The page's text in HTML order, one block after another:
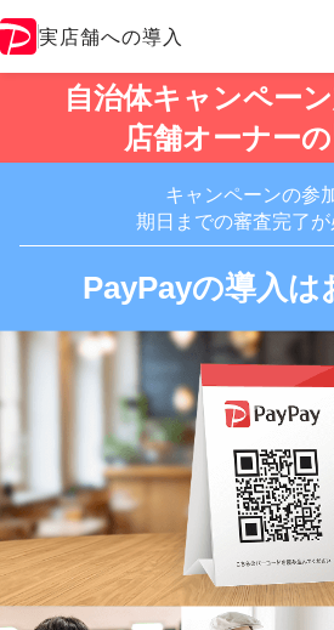
実店舗への導入
自治体キャンペー
店舗オーナー
キャンペーンの参
期日までの審査完了
PayPayの導入は